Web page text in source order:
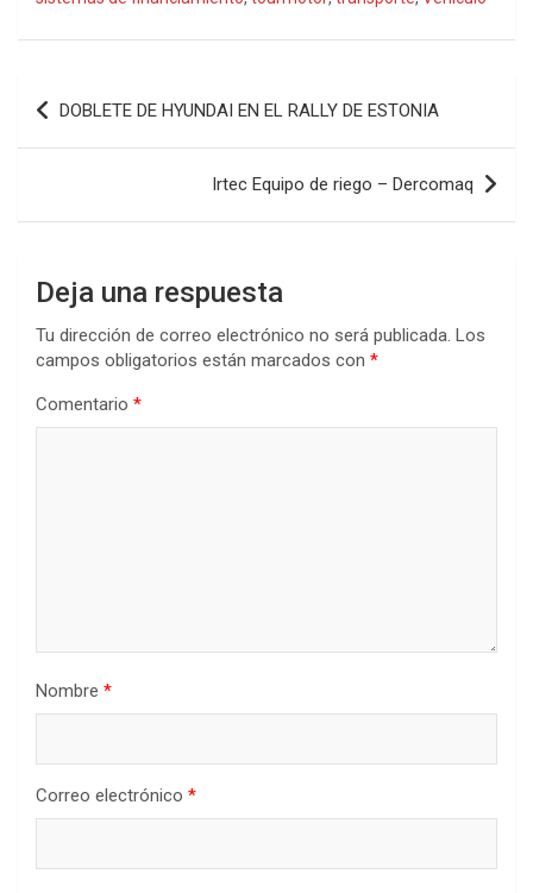
Navegación
de
DOBLETE DE HYUNDAI EN EL RALLY DE ESTONIA
Irtec Equipo de riego – Dercomaq
Deja una respuesta
Tu dirección de correo electrónico no será publicada. Los
campos obligatorios están marcados con *
Comentario *
Nombre *
Correo electrónico *